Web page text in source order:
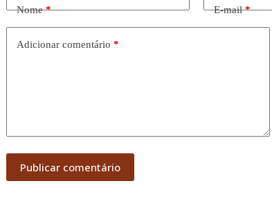
Nome* E-mail*
Adicionar comentário *
Publicar comentário